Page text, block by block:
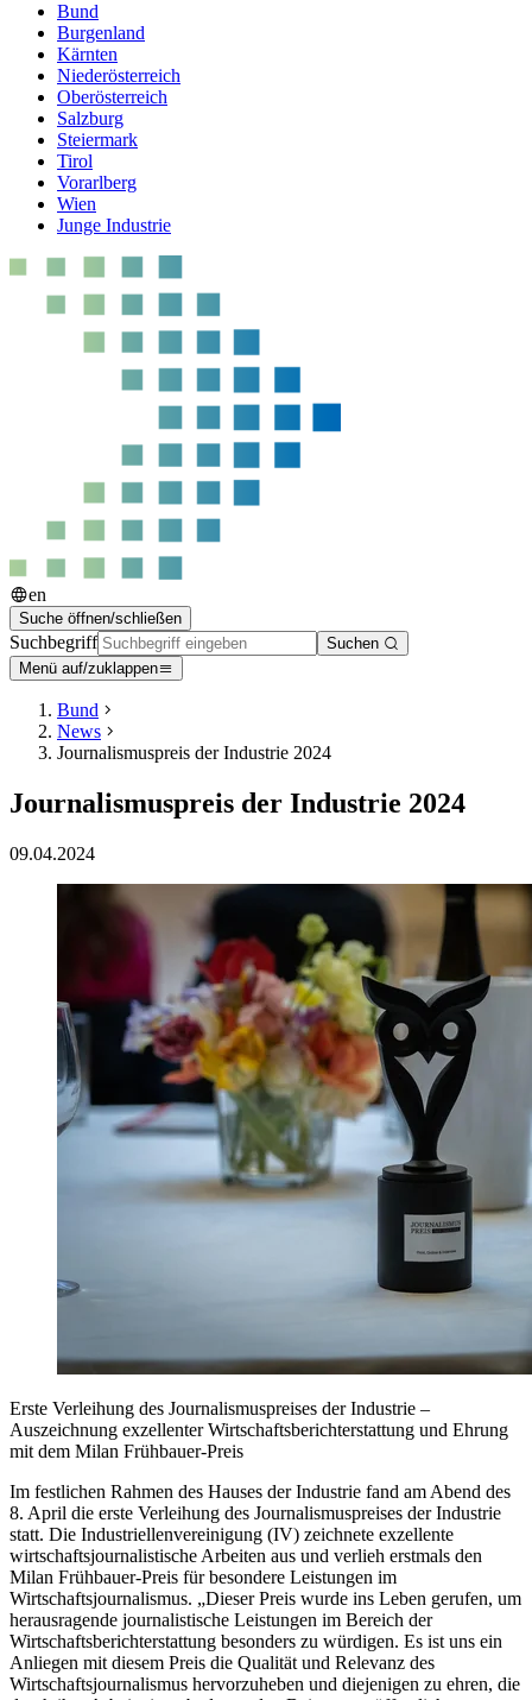
Bund
Burgenland
Kärnten
Niederösterreich
Oberösterreich
Salzburg
Steiermark
Tirol
Vorarlberg
Wien
Junge Industrie
en
Suche öffnen/schließen
Suchbegriff
Suchen
Menü auf/zuklappen
Bund
News
Journalismuspreis der Industrie 2024
Journalismuspreis der Industrie 2024
09.04.2024
Erste Verleihung des Journalismuspreises der Industrie –
Auszeichnung exzellenter Wirtschaftsberichterstattung und Ehrung
mit dem Milan Frühbauer-Preis
Im festlichen Rahmen des Hauses der Industrie fand am Abend des
8. April die erste Verleihung des Journalismuspreises der Industrie
statt. Die Industriellenvereinigung (IV) zeichnete exzellente
wirtschaftsjournalistische Arbeiten aus und verlieh erstmals den
Milan Frühbauer-Preis für besondere Leistungen im
Wirtschaftsjournalismus. „Dieser Preis wurde ins Leben gerufen, um
herausragende journalistische Leistungen im Bereich der
Wirtschaftsberichterstattung besonders zu würdigen. Es ist uns ein
Anliegen mit diesem Preis die Qualität und Relevanz des
Wirtschaftsjournalismus hervorzuheben und diejenigen zu ehren, die